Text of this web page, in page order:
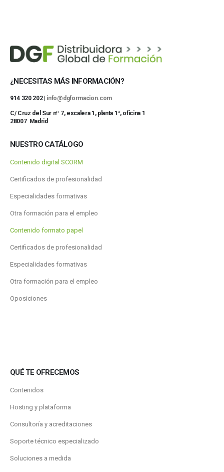
¿NECESITAS MÁS INFORMACIÓN?
914 320 202 | info@dgformacion.com
C/ Cruz del Sur nº 7, escalera 1, planta 1ª, oficina 1
28007 Madrid
NUESTRO CATÁLOGO
Contenido digital SCORM
Certificados de profesionalidad
Especialidades formativas
Otra formación para el empleo
Contenido formato papel
Certificados de profesionalidad
Especialidades formativas
Otra formación para el empleo
Oposiciones
QUÉ TE OFRECEMOS
Contenidos
Hosting y plataforma
Consultoría y acreditaciones
Soporte técnico especializado
Soluciones a medida